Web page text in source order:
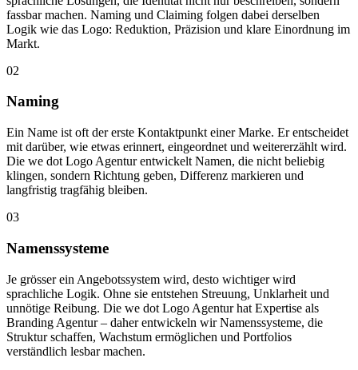
fassbar machen. Naming und Claiming folgen dabei derselben
Logik wie das Logo: Reduktion, Präzision und klare Einordnung im
Markt.
02
Naming
Ein Name ist oft der erste Kontaktpunkt einer Marke. Er entscheidet
mit darüber, wie etwas erinnert, eingeordnet und weitererzählt wird.
Die we dot Logo Agentur entwickelt Namen, die nicht beliebig
klingen, sondern Richtung geben, Differenz markieren und
langfristig tragfähig bleiben.
03
Namenssysteme
Je grösser ein Angebotssystem wird, desto wichtiger wird
sprachliche Logik. Ohne sie entstehen Streuung, Unklarheit und
unnötige Reibung. Die we dot Logo Agentur hat Expertise als
Branding Agentur – daher entwickeln wir Namenssysteme, die
Struktur schaffen, Wachstum ermöglichen und Portfolios
verständlich lesbar machen.